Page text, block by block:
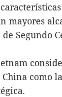
mayores
Segundo
China como